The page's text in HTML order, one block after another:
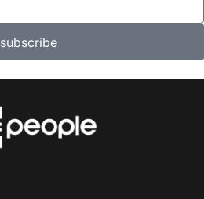
subscribe